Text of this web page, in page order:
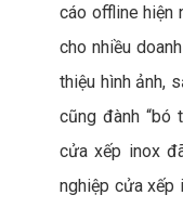
cáo offline hiện
cho nhiều
thiệu hình ảnh,
cũng đành “bó
cửa xếp inox
nghiệp cửa xếp